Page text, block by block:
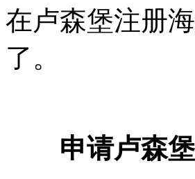
在卢森堡注册
了。
申请卢森堡